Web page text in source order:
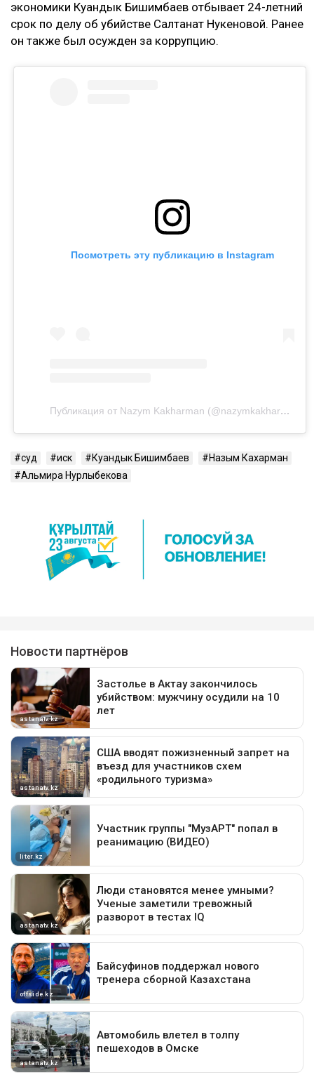
экономики Куандык Бишимбаев отбывает 24-летний
срок по делу об убийстве Салтанат Нукеновой. Ранее
он также был осужден за коррупцию.
Посмотреть эту публикацию в Instagram
Публикация от Nazym Kakharman (@nazymkakharman)
суд иск Куандык Бишимбаев
Назым Кахарман
Альмира Нурлыбекова